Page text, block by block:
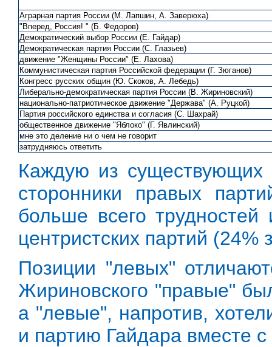
Аграрная партия России (М. Лапшин, А. Заверюха)
"Вперед, Россия! " (Б. Федоров)
Демократический выбор России (Е. Гайдар)
Демократическая партия России (С. Глазьев)
движение "Женщины России" (Е. Лахова)
Коммунистическая партия Российской федерации (Г. Зюганов)
Конгресс русских общин (Ю. Скоков, А. Лебедь)
Либерально-демократическая партия России (В. Жириновский)
национально-патриотическое движение "Держава" (А. Руцкой)
Партия российского единства и согласия (С. Шахрай)
общественное движение "Яблоко" (Г. Явлинский)
мне это деление ни о чем не говорит
затрудняюсь ответить
Каждую из существующих
сторонники правых
больше всего
центристских партий (24%
Позиции "левых"
Жириновского "правые"
а "левые", напротив,
и партию Гайдара вместе